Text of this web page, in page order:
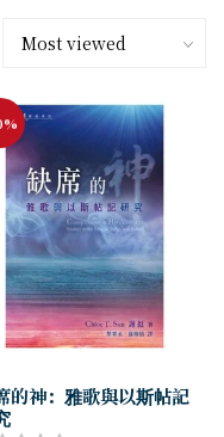
的神：雅歌與以斯帖記